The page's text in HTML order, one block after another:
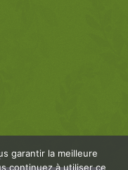
garantir la meilleure
continuez à utiliser ce